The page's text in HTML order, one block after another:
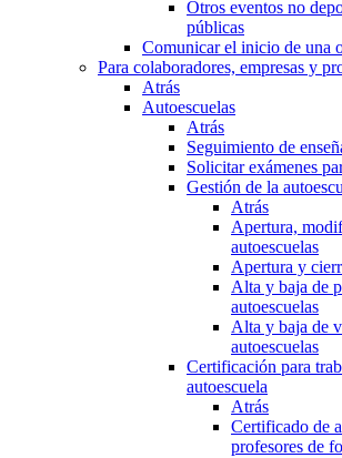
Otros eventos no
públicas
Comunicar el inicio de una
Para colaboradores, empresas y
Atrás
Autoescuelas
Atrás
Seguimiento de
Solicitar exámenes
Gestión de la
Atrás
Apertura,
autoescuelas
Apertura y
Alta y baja de
autoescuelas
Alta y baja de
autoescuelas
Certificación para
autoescuela
Atrás
Certificado de
profesores de